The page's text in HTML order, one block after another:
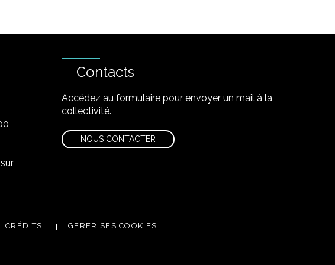
Contacts
Accédez au formulaire pour envoyer un mail à la
collectivité.
NOUS CONTACTER
CRÉDITS GERER SES COOKIES